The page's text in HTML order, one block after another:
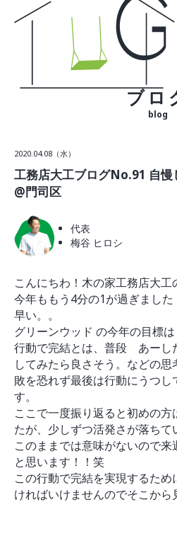
CONCEPT・BUILD
コンセプト
自然素材
ラインナップ
WORK
VISIT
モデルルーム
イベント
ABOUT
会社概要
スタッフ紹介
ブログ
お知らせ
お問い合わせ・資料請求
SNS
ブロ
blog
2020.04.08（水）
工務店大工ブログNo.91 自慢
@門司区
代表
梅谷 ヒロシ
こんにちわ！木の家工務店大工
今年ももう4分の1が過ぎました
早い。。
グリーンウッド の今年の目標は
行動で完結とは、普段 あーし
してみたら良さそう。などの
敗を恐れず最後は行動にうつ
す。
ここで一度振り返ると初めの
たが、少しずつ活発さが落ちて
このままでは意味がないので
と思います！！笑
この行動で完結を実現するた
ければいけませんのでそこから